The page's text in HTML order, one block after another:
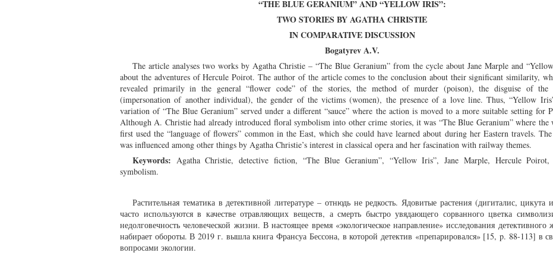
“THE BLUE GERANIUM” AND “YELLOW IRIS”:
TWO STORIES BY AGATHA CHRISTIE
IN COMPARATIVE DISCUSSION
Bogatyrev A.V.
The article analyses two works by Agatha Christie – “The Blue Geranium” from the cycle about Jane Marple and
about the adventures of Hercule Poirot. The author of the article comes to the conclusion about their significant similarity,
revealed primarily in the general “flower code” of the stories, the method of murder (poison), the disguise of
(impersonation of another individual), the gender of the victims (women), the presence of a love line. Thus, “Yellow
variation of “The Blue Geranium” served under a different “sauce” where the action is moved to a more suitable setting for
Although A. Christie had already introduced floral symbolism into other crime stories, it was “The Blue Geranium” where the
first used the “language of flowers” common in the East, which she could have learned about during her Eastern travels.
was influenced among other things by Agatha Christie’s interest in classical opera and her fascination with railway themes.
Keywords: Agatha Christie, detective fiction, “The Blue Geranium”, “Yellow Iris”, Jane Marple, Hercule Poirot,
symbolism.
Растительная тематика в детективной литературе – отнюдь не редкость. Ядовитые растения (дигиталис, цикута
часто используются в качестве отравляющих веществ, а смерть быстро увядающего сорванного цветка
недолговечность человеческой жизни. В настоящее время «экологическое направление» исследования детективного
набирает обороты. В 2019 г. вышла книга Франсуа Бессона, в которой детектив «препарировался» [15, p. 88-113] в
вопросами экологии.